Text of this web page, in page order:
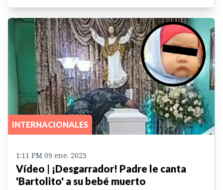
INTERNACIONALES
1:11 PM 09 ene. 2023
Vídeo | ¡Desgarrador! Padre le canta
'Bartolito' a su bebé muerto